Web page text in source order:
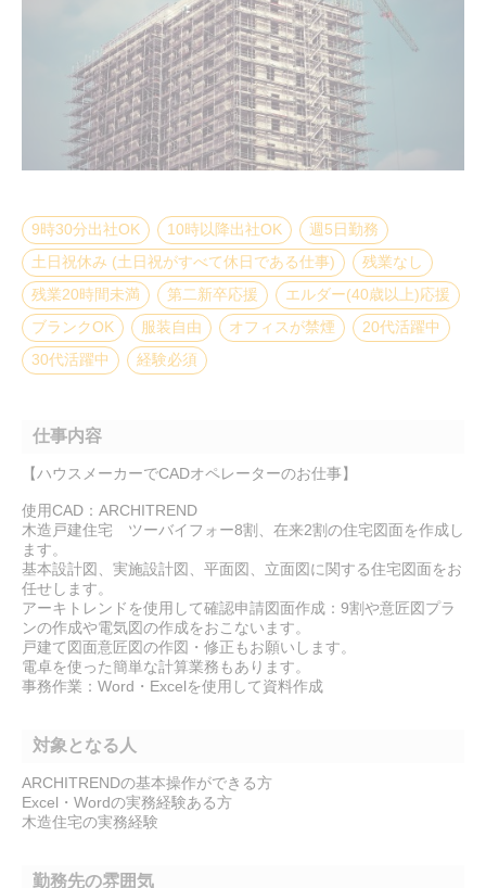
9時30分出社OK 10時以降出社OK
週5日勤務
土日祝休み (土日祝がすべて休日である仕事)
残業なし
残業20時間未満
第二新卒応援
エルダー(40歳以上)応援
ブランクOK
服装自由 オフィスが禁煙
20代活躍中
30代活躍中
経験必須
仕事内容
【ハウスメーカーでCADオペレーターのお仕事】
使用CAD：ARCHITREND
木造戸建住宅 ツーバイフォー8割、在来2割の住宅図面を作成し
ます。
基本設計図、実施設計図、平面図、立面図に関する住宅図面をお
任せします。
アーキトレンドを使用して確認申請図面作成：9割や意匠図プラ
ンの作成や電気図の作成をおこないます。
戸建て図面意匠図の作図・修正もお願いします。
電卓を使った簡単な計算業務もあります。
事務作業：Word・Excelを使用して資料作成
対象となる人
ARCHITRENDの基本操作ができる方
Excel・Wordの実務経験ある方
木造住宅の実務経験
勤務先の雰囲気